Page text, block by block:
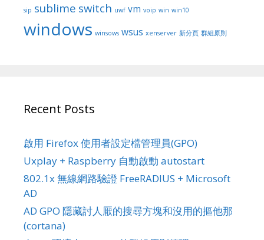
sip sublime switch uwf vm voip win win10
windows winsows wsus xenserver 新分頁 群組原則
Recent Posts
啟用 Firefox 使用者設定檔管理員(GPO)
Uxplay + Raspberry 自動啟動 autostart
802.1x 無線網路驗證 FreeRADIUS + Microsoft
AD
AD GPO 隱藏討人厭的搜尋方塊和沒用的摳他那
(cortana)